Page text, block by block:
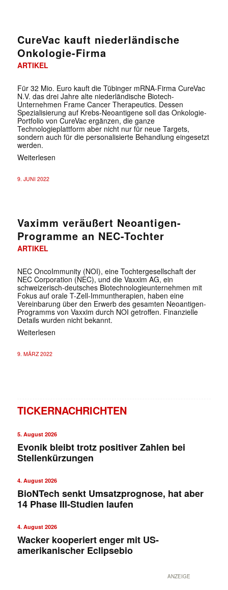
CureVac kauft niederländische
Onkologie-Firma
ARTIKEL
Für 32 Mio. Euro kauft die Tübinger mRNA-Firma CureVac
N.V. das drei Jahre alte niederländische Biotech-
Unternehmen Frame Cancer Therapeutics. Dessen
Spezialisierung auf Krebs-Neoantigene soll das Onkologie-
Portfolio von CureVac ergänzen, die ganze
Technologieplattform aber nicht nur für neue Targets,
sondern auch für die personalisierte Behandlung eingesetzt
werden.
Weiterlesen
9. JUNI 2022
Vaximm veräußert Neoantigen-
Programme an NEC-Tochter
ARTIKEL
NEC OncoImmunity (NOI), eine Tochtergesellschaft der
NEC Corporation (NEC), und die Vaxxim AG, ein
schweizerisch-deutsches Biotechnologieunternehmen mit
Fokus auf orale T-Zell-Immuntherapien, haben eine
Vereinbarung über den Erwerb des gesamten Neoantigen-
Programms von Vaxxim durch NOI getroffen. Finanzielle
Details wurden nicht bekannt.
Weiterlesen
9. MÄRZ 2022
TICKERNACHRICHTEN
5. August 2026
Evonik bleibt trotz positiver Zahlen bei
Stellenkürzungen
4. August 2026
BioNTech senkt Umsatzprognose, hat aber
14 Phase III-Studien laufen
4. August 2026
Wacker kooperiert enger mit US-
amerikanischer Eclipsebio
ANZEIGE